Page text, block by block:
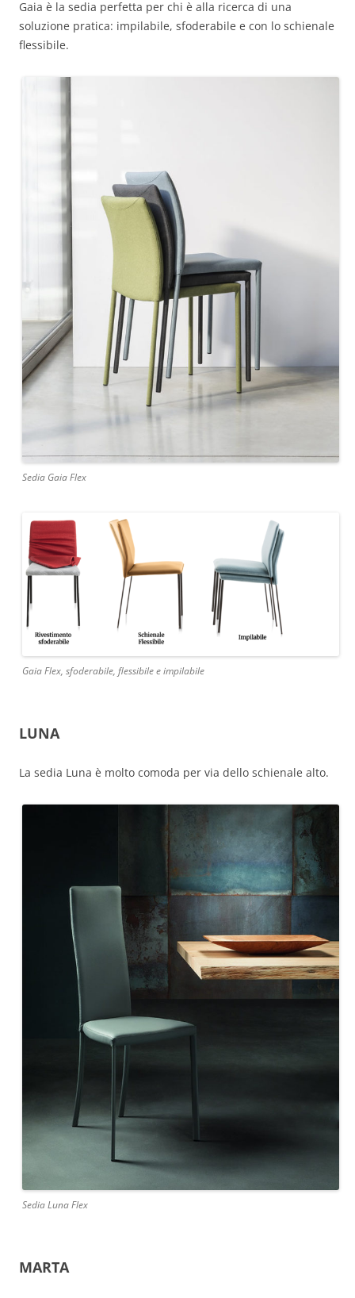
Gaia è la sedia perfetta per chi è alla ricerca di una
soluzione pratica: impilabile, sfoderabile e con lo schienale
flessibile.
Sedia Gaia Flex
Gaia Flex, sfoderabile, flessibile e impilabile
LUNA
La sedia Luna è molto comoda per via dello schienale alto.
Sedia Luna Flex
MARTA